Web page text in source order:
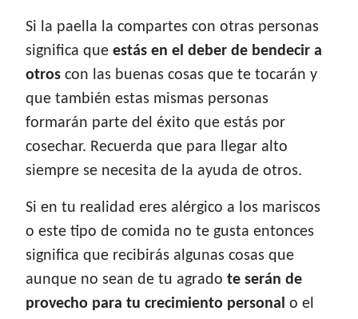
Si la paella la compartes con otras personas
significa que estás en el deber de bendecir a
otros con las buenas cosas que te tocarán y
que también estas mismas personas
formarán parte del éxito que estás por
cosechar. Recuerda que para llegar alto
siempre se necesita de la ayuda de otros.
Si en tu realidad eres alérgico a los mariscos
o este tipo de comida no te gusta entonces
significa que recibirás algunas cosas que
aunque no sean de tu agrado te serán de
provecho para tu crecimiento personal o el